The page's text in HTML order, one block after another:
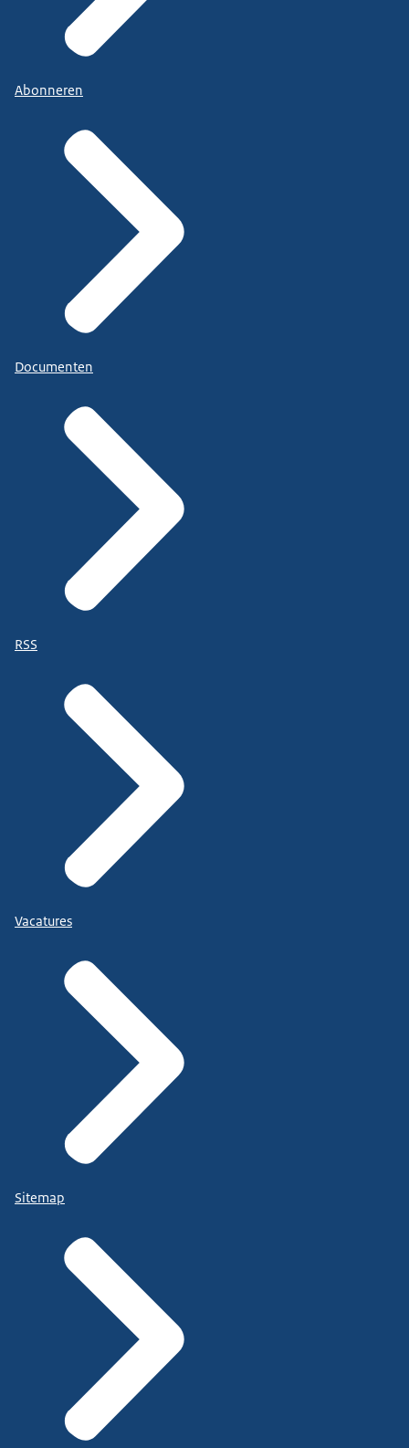
Abonneren
Documenten
RSS
Vacatures
Sitemap